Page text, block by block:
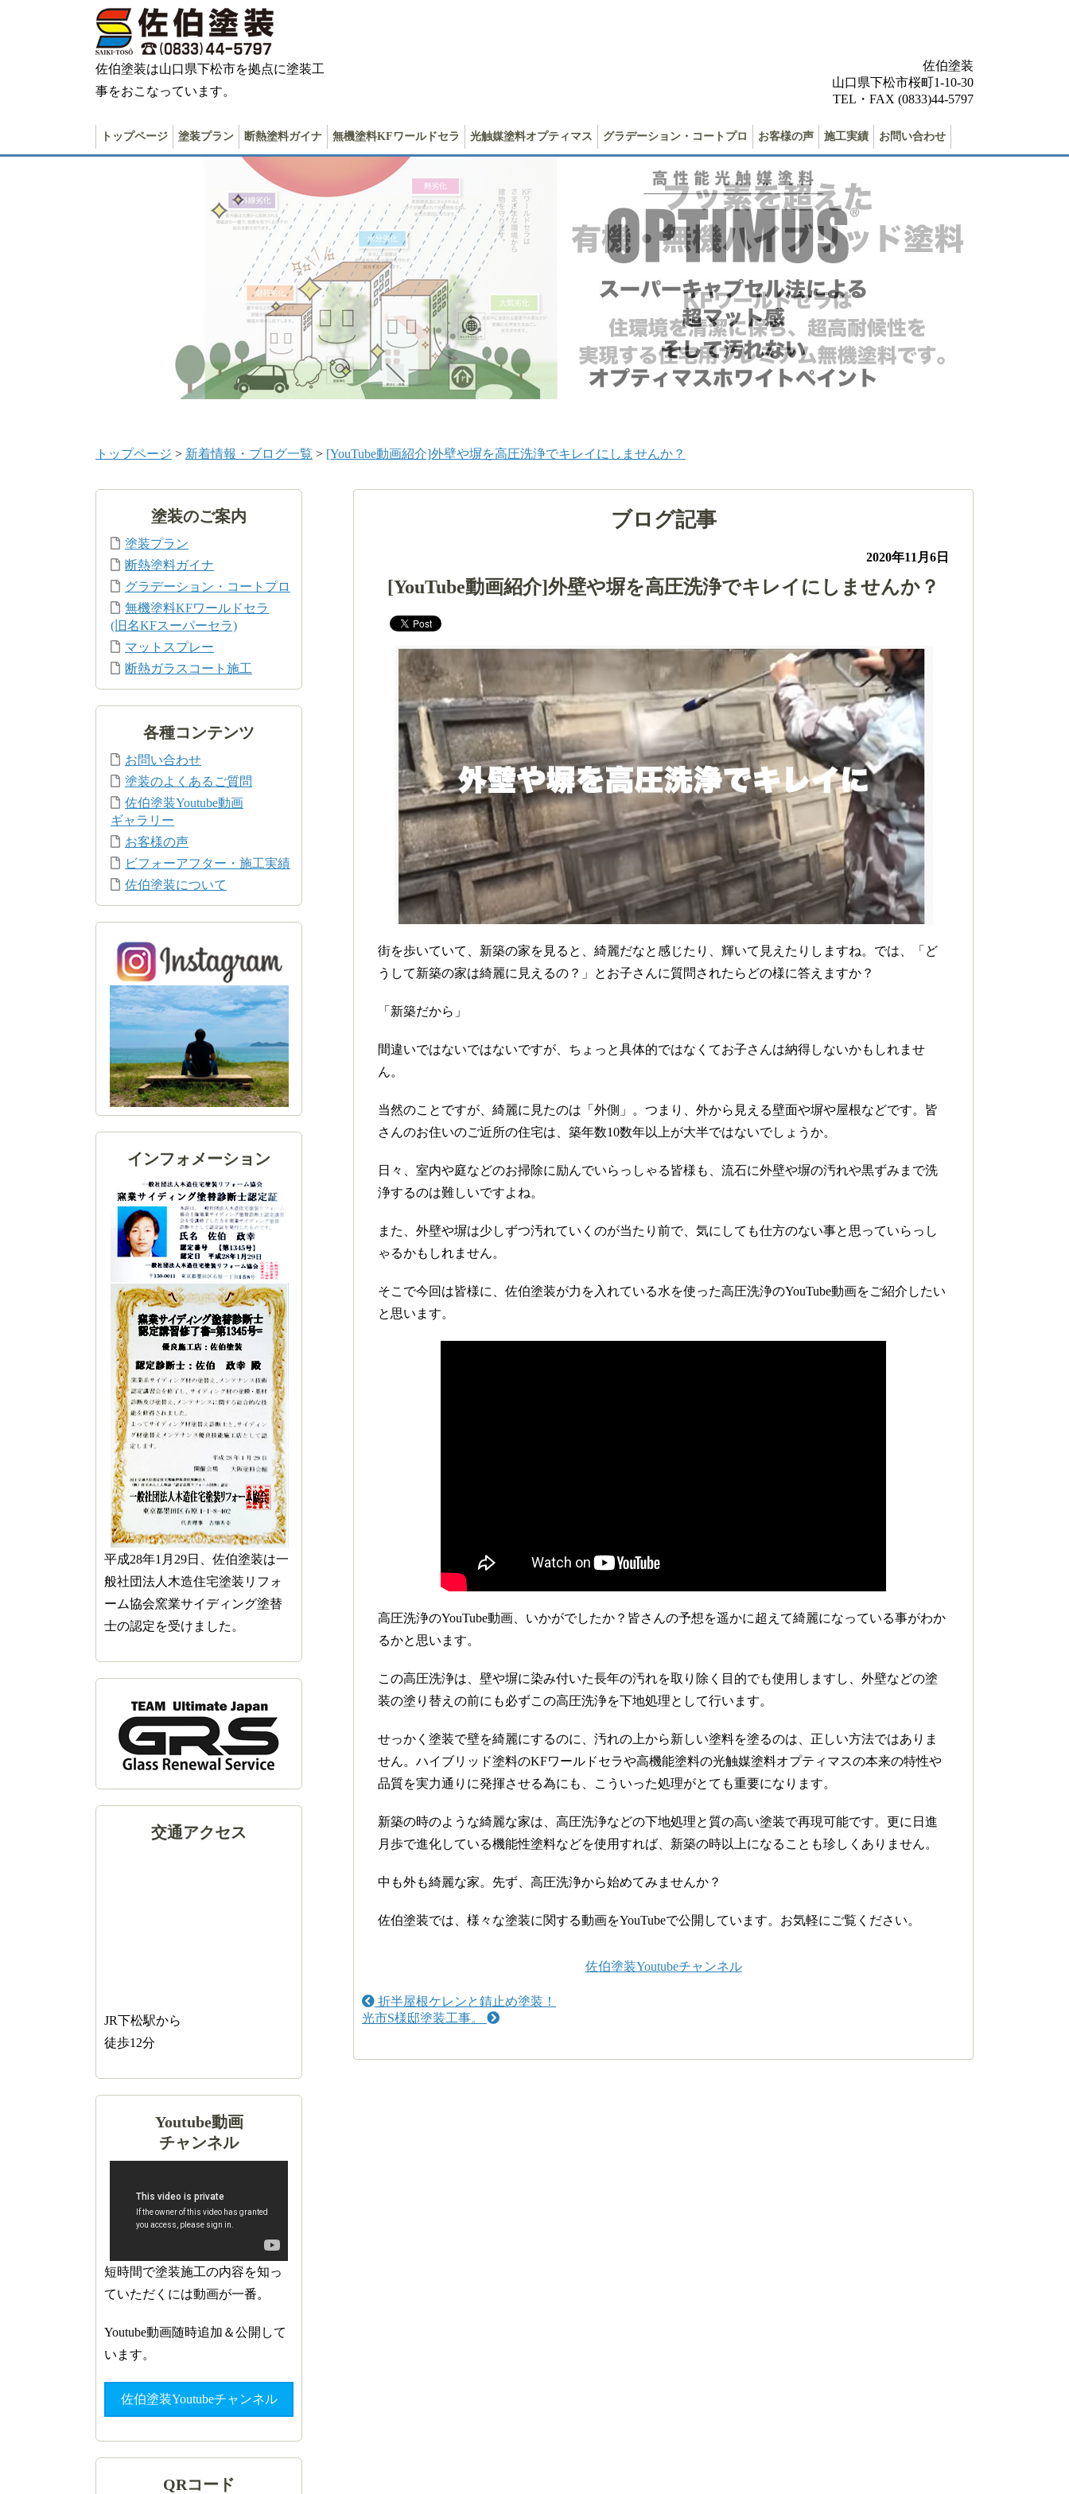
佐伯塗装は山口県下松市を拠点に塗装工
事をおこなっています。
佐伯塗装
山口県下松市桜町1-10-30
TEL・FAX (0833)44-5797
トップページ 塗装プラン 断熱塗料ガイナ 無機塗料KFワールドセラ 光触媒塗料オプティマス グラデーション・コートプロ お客様の声 施工実績 お問い合わせ
トップページ > 新着情報・ブログ一覧 > [YouTube動画紹介]外壁や塀を高圧洗浄でキレイにしませんか？
ブログ記事
2020年11月6日
[YouTube動画紹介]外壁や塀を高圧洗浄でキレイにしませんか？
街を歩いていて、新築の家を見ると、綺麗だなと感じたり、輝いて見えたりしますね。では、「ど
うして新築の家は綺麗に見えるの？」とお子さんに質問されたらどの様に答えますか？
「新築だから」
間違いではないではないですが、ちょっと具体的ではなくてお子さんは納得しないかもしれませ
ん。
当然のことですが、綺麗に見たのは「外側」。つまり、外から見える壁面や塀や屋根などです。皆
さんのお住いのご近所の住宅は、築年数10数年以上が大半ではないでしょうか。
日々、室内や庭などのお掃除に励んでいらっしゃる皆様も、流石に外壁や塀の汚れや黒ずみまで洗
浄するのは難しいですよね。
また、外壁や塀は少しずつ汚れていくのが当たり前で、気にしても仕方のない事と思っていらっし
ゃるかもしれません。
そこで今回は皆様に、佐伯塗装が力を入れている水を使った高圧洗浄のYouTube動画をご紹介したい
と思います。
高圧洗浄のYouTube動画、いかがでしたか？皆さんの予想を遥かに超えて綺麗になっている事がわか
るかと思います。
この高圧洗浄は、壁や塀に染み付いた長年の汚れを取り除く目的でも使用しますし、外壁などの塗
装の塗り替えの前にも必ずこの高圧洗浄を下地処理として行います。
せっかく塗装で壁を綺麗にするのに、汚れの上から新しい塗料を塗るのは、正しい方法ではありま
せん。ハイブリッド塗料のKFワールドセラや高機能塗料の光触媒塗料オプティマスの本来の特性や
品質を実力通りに発揮させる為にも、こういった処理がとても重要になります。
新築の時のような綺麗な家は、高圧洗浄などの下地処理と質の高い塗装で再現可能です。更に日進
月歩で進化している機能性塗料などを使用すれば、新築の時以上になることも珍しくありません。
中も外も綺麗な家。先ず、高圧洗浄から始めてみませんか？
佐伯塗装では、様々な塗装に関する動画をYouTubeで公開しています。お気軽にご覧ください。
佐伯塗装Youtubeチャンネル
折半屋根ケレンと錆止め塗装！
光市S様邸塗装工事。
塗装のご案内
塗装プラン
断熱塗料ガイナ
グラデーション・コートプロ
無機塗料KFワールドセラ
(旧名KFスーパーセラ)
マットスプレー
断熱ガラスコート施工
各種コンテンツ
お問い合わせ
塗装のよくあるご質問
佐伯塗装Youtube動画
ギャラリー
お客様の声
ビフォーアフター・施工実績
佐伯塗装について
インフォメーション
平成28年1月29日、佐伯塗装は一
般社団法人木造住宅塗装リフォ
ーム協会窯業サイディング塗替
士の認定を受けました。
交通アクセス
JR下松駅から
徒歩12分
Youtube動画
チャンネル
短時間で塗装施工の内容を知っ
ていただくには動画が一番。
Youtube動画随時追加＆公開して
います。
佐伯塗装Youtubeチャンネル
QRコード